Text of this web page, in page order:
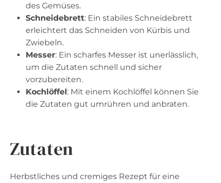
des Gemüses.
Schneidebrett: Ein stabiles Schneidebrett
erleichtert das Schneiden von Kürbis und
Zwiebeln.
Messer: Ein scharfes Messer ist unerlässlich,
um die Zutaten schnell und sicher
vorzubereiten.
Kochlöffel: Mit einem Kochlöffel können Sie
die Zutaten gut umrühren und anbraten.
Zutaten
Herbstliches und cremiges Rezept für eine